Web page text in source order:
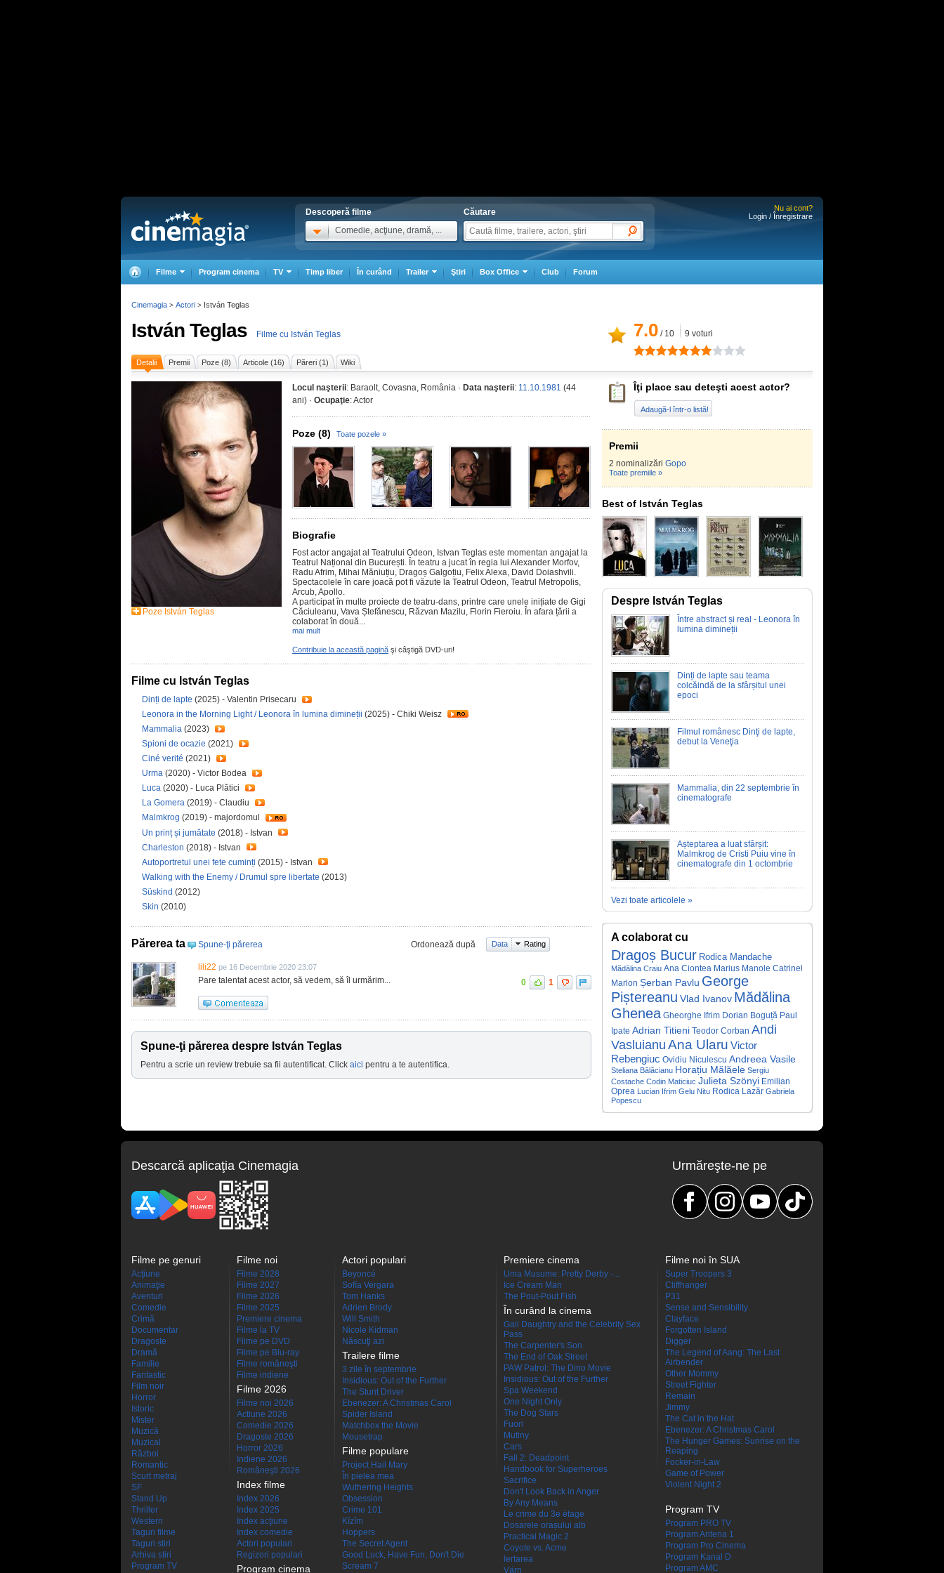
Descoperă filme
Comedie, acţiune, dramă, ...
Căutare
Nu ai cont?
Login / Înregistrare
Filme Program cinema TV Timp liber În curând Trailer Ştiri Box Office Club Forum
István Teglas Filme cu István Teglas 7.0 / 10 9 voturi
Detalii Premii Poze (8) Articole (16) Păreri (1) Wiki
Poze István Teglas
Locul naşterii: Baraolt, Covasna, România · Data naşterii: 11.10.1981 (44
ani) · Ocupaţie: Actor
Poze (8) Toate pozele »
Biografie
Fost actor angajat al Teatrului Odeon, Istvan Teglas este momentan angajat la
Teatrul Național din București. În teatru a jucat în regia lui Alexander Morfov,
Radu Afrim, Mihai Măniuțiu, Dragoș Galgoțiu, Felix Alexa, David Doiashvili.
Spectacolele în care joacă pot fi văzute la Teatrul Odeon, Teatrul Metropolis,
Arcub, Apollo.
A participat în multe proiecte de teatru-dans, printre care unele inițiate de Gigi
Căciuleanu, Vava Ștefănescu, Răzvan Mazilu, Florin Fieroiu. În afara țării a
colaborat în două...
mai mult
Contribuie la această pagină şi câştigă DVD-uri!
Filme cu István Teglas
Dinți de lapte (2025) - Valentin Prisecaru
Leonora in the Morning Light / Leonora în lumina dimineții (2025) - Chiki Weisz
Mammalia (2023)
Spioni de ocazie (2021)
Ciné verité (2021)
Urma (2020) - Victor Bodea
Luca (2020) - Luca Plătici
La Gomera (2019) - Claudiu
Malmkrog (2019) - majordomul
Un prinț și jumătate (2018) - Istvan
Charleston (2018) - Istvan
Autoportretul unei fete cuminți (2015) - Istvan
Walking with the Enemy / Drumul spre libertate (2013)
Süskind (2012)
Skin (2010)
Părerea ta Spune-ţi părerea Ordonează după Data Rating
lili22 pe 16 Decembrie 2020 23:07
Pare talentat acest actor, să vedem, să îl urmărim... 0 1
Spune-ţi părerea despre István Teglas
Pentru a scrie un review trebuie sa fii autentificat. Click aici pentru a te autentifica.
Îţi place sau deteşti acest actor?
Adaugă-l într-o listă!
Premii
2 nominalizări Gopo
Toate premiile »
Best of István Teglas
Despre István Teglas
Între abstract și real - Leonora în
lumina dimineții
Dinți de lapte sau teama
colcăindă de la sfârșitul unei
epoci
Filmul românesc Dinţi de lapte,
debut la Veneţia
Mammalia, din 22 septembrie în
cinematografe
Așteptarea a luat sfârșit:
Malmkrog de Cristi Puiu vine în
cinematografe din 1 octombrie
Vezi toate articolele »
A colaborat cu
Dragoș Bucur Rodica Mandache
Mădălina Craiu Ana Ciontea Marius Manole Catrinel
Marlon Șerban Pavlu George
Piștereanu Vlad Ivanov Mădălina
Ghenea Gheorghe Ifrim Dorian Boguță Paul
Ipate Adrian Titieni Teodor Corban Andi
VasluianuAna Ularu Victor
Rebengiuc Ovidiu Niculescu Andreea Vasile
Steliana Bălăcianu Horațiu Mălăele Sergiu
Costache Codin Maticiuc Julieta Szönyi Emilian
Oprea Lucian Ifrim Gelu Nitu Rodica Lazăr Gabriela
Popescu
Cinemagia > Actori > István Teglas
Descarcă aplicaţia Cinemagia Urmăreşte-ne pe
Filme pe genuri
Acţiune
Animaţie
Aventuri
Comedie
Crimă
Documentar
Dragoste
Dramă
Familie
Fantastic
Film noir
Horror
Istoric
Mister
Muzică
Muzical
Război
Romantic
Scurt metraj
SF
Stand Up
Thriller
Western
Taguri filme
Taguri stiri
Arhiva stiri
Program TV
Filme noi
Filme 2028
Filme 2027
Filme 2026
Filme 2025
Premiere cinema
Filme la TV
Filme pe DVD
Filme pe Blu-ray
Filme româneşti
Filme indiene
Filme 2026
Filme noi 2026
Actiune 2026
Comedie 2026
Dragoste 2026
Horror 2026
Indiene 2026
Româneşti 2026
Index filme
Index 2026
Index 2025
Index acţiune
Index comedie
Actori populari
Regizori populari
Program cinema
Actori populari
Beyoncé
Sofía Vergara
Tom Hanks
Adrien Brody
Will Smith
Nicole Kidman
Născuţi azi
Trailere filme
3 zile în septembrie
Insidious: Out of the Further
The Stunt Driver
Ebenezer: A Christmas Carol
Spider Island
Matchbox the Movie
Mousetrap
Filme populare
Project Hail Mary
În pielea mea
Wuthering Heights
Obsession
Crime 101
Kîzîm
Hoppers
The Secret Agent
Good Luck, Have Fun, Don't Die
Scream 7
Premiere cinema
Uma Musume: Pretty Derby -...
Ice Cream Man
The Pout-Pout Fish
În curând la cinema
Gail Daughtry and the Celebrity Sex
Pass
The Carpenter's Son
The End of Oak Street
PAW Patrol: The Dino Movie
Insidious: Out of the Further
Spa Weekend
One Night Only
The Dog Stars
Fuori
Mutiny
Cars
Fall 2: Deadpoint
Handbook for Superheroes
Sacrifice
Don't Look Back in Anger
By Any Means
Le crime du 3e étage
Dosarele orașului alb
Practical Magic 2
Coyote vs. Acme
Iertarea
Värn
Filme noi în SUA
Super Troopers 3
Cliffhanger
P31
Sense and Sensibility
Clayface
Forgotten Island
Digger
The Legend of Aang: The Last
Airbender
Other Mommy
Street Fighter
Remain
Jimmy
The Cat in the Hat
Ebenezer: A Christmas Carol
The Hunger Games: Sunrise on the
Reaping
Focker-in-Law
Game of Power
Violent Night 2
Program TV
Program PRO TV
Program Antena 1
Program Pro Cinema
Program Kanal D
Program AMC